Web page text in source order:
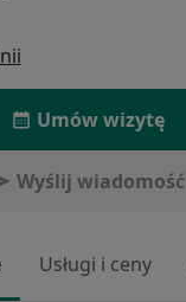
Umów wizytę
Wyślij wiadomość
Usługi i ceny